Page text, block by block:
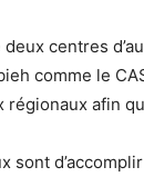
centres
comme le
afin
sont